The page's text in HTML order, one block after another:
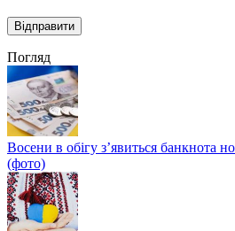
Погляд
Восени в обігу з’явиться банкнота
(фото)